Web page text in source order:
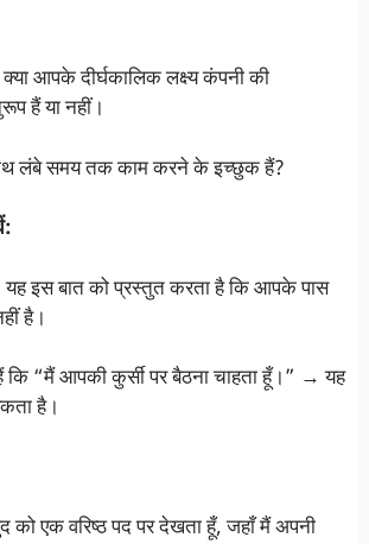
आपके दीर्घकालिक लक्ष्य कंपनी की
हैं या नहीं।
लंबे समय तक काम करने के इच्छुक हैं?
इस बात को प्रस्तुत करता है कि आपके पास
है।
“मैं आपकी कुर्सी पर बैठना चाहता हूँ।” → यह
है।
को एक वरिष्ठ पद पर देखता हूँ, जहाँ मैं अपनी